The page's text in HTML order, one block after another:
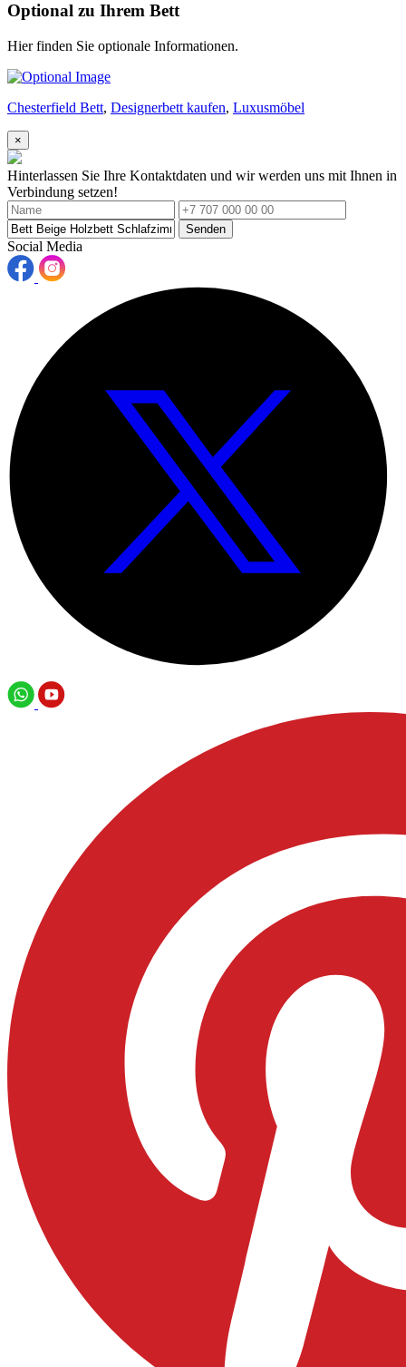
Optional zu Ihrem Bett
Hier finden Sie optionale Informationen.
Chesterfield Bett, Designerbett kaufen, Luxusmöbel
×
Hinterlassen Sie Ihre Kontaktdaten und wir werden uns mit Ihnen in
Verbindung setzen!
Senden
Social Media